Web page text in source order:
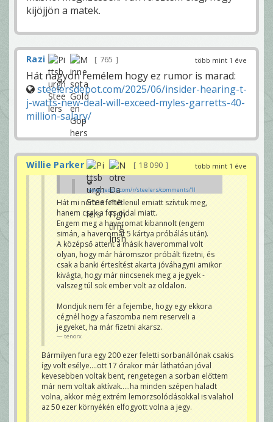
kijöjjön a matek.
több mint 1 éve
Razi 765
Hát nagyon remélem hogy ez rumor is marad:
steelersdepot.com/2025/06/insider-hearing-t-
j-watts-new-deal-will-exceed-myles-garretts-40-
million-salary/
több mint 1 éve
Willie Parker 18 090
www.reddit.com/r/steelers/comments/1l
dr9if/psa_if_youre_pissed_about_scalpers_
hijacking/
Itt összeszedték, hogy hogyan tudod
jelenteni a scalpereket - mivel állítólag ez
Írországban full illegális.
tenorx
Egyébként állítólag hatalmas botrány van
Írországban a jegyekből és nyilván abból is, hogy
rengeteg már fent van a "másodlagos piacon". A
nagy balhé abból fakadt, hogy mennyire szűkre
vették az egy időpontban vásárlók számát. Ezért
hogy ha ez meg nincs, akkor mi Zolival nem kapunk
jegyet. Szóval god bless this mess... 😀 😀
Hát mi nem is feltétlenül emiatt szívtuk meg,
hanem csak a fos oldal miatt.
Engem meg a haveromat kibannolt (engem
simán, a haveromat 5 kártya próbálás után).
A középső attent a másik haverommal volt
olyan, hogy már háromszor próbált fizetni, és
csak a banki értesítést akarta jóváhagyni amikor
kivágta, hogy már nincsenek meg a jegyek -
valszeg túl sok ember volt az oldalon.
Mondjuk nem fér a fejembe, hogy egy ekkora
cégnél hogy a faszomba nem reserveli a
jegyeket, ha már fizetni akarsz.
tenorx
Bármilyen fura egy 200 ezer feletti sorbanállónak csakis
így volt esélye....ott 17 órakor már láthatóan jóval
kevesebben voltak bent, rengetegen a sorban előttem
már nem voltak aktívak.....ha minden szépen haladt
volna, akkor még extrém lemorzsolódásokkal is valahol
az 50 ezer környékén elfogyott volna a jegy.